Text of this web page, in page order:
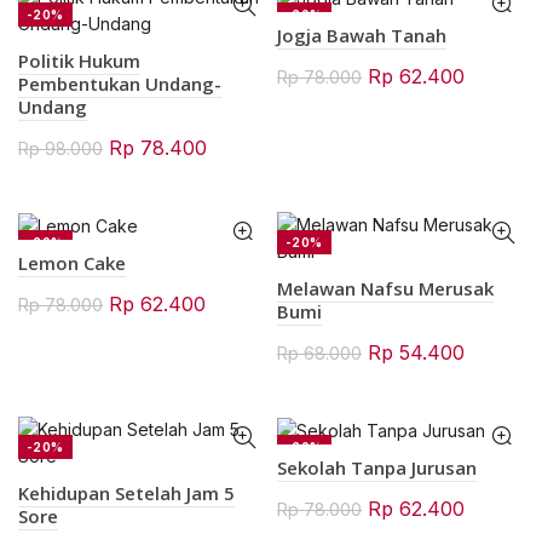
Rp 108.000.Rp 86.400.
-20%
Politik Hukum
Pembentukan Undang-
Undang
Rp98.000 Original
Rp 98.000.
Rp 78.400
Rp 78.400.
-20%
SOLD OUT
Jogja Bawah Tanah
Rp78.000 Original
Rp 62.400
-20%
Lemon Cake
Rp78.000 Original
Rp 62.400
-20%
Melawan Nafsu Merusak
Bumi
Rp68.000 Original
Rp 68.000.
Rp 54.400
Rp
-20%
Kehidupan Setelah Jam 5
Sore
-20%
Sekolah Tanpa Jurusan
Rp78.000 Original
Rp 62.400